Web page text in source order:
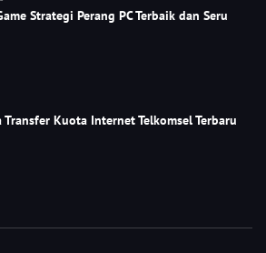
Strategi Perang PC Terbaik dan Seru
Transfer Kuota Internet Telkomsel Terbaru